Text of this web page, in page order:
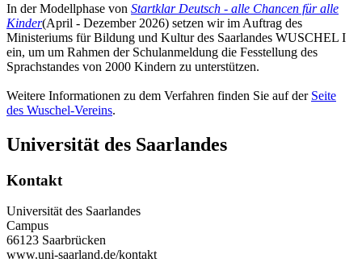
In der Modellphase von Startklar Deutsch - alle Chancen für alle
Kinder(April - Dezember 2026) setzen wir im Auftrag des
Ministeriums für Bildung und Kultur des Saarlandes WUSCHEL I
ein, um um Rahmen der Schulanmeldung die Fesstellung des
Sprachstandes von 2000 Kindern zu unterstützen.
Weitere Informationen zu dem Verfahren finden Sie auf der Seite
des Wuschel-Vereins.
Universität des Saarlandes
Kontakt
Universität des Saarlandes
Campus
66123 Saarbrücken
www.uni-saarland.de/kontakt